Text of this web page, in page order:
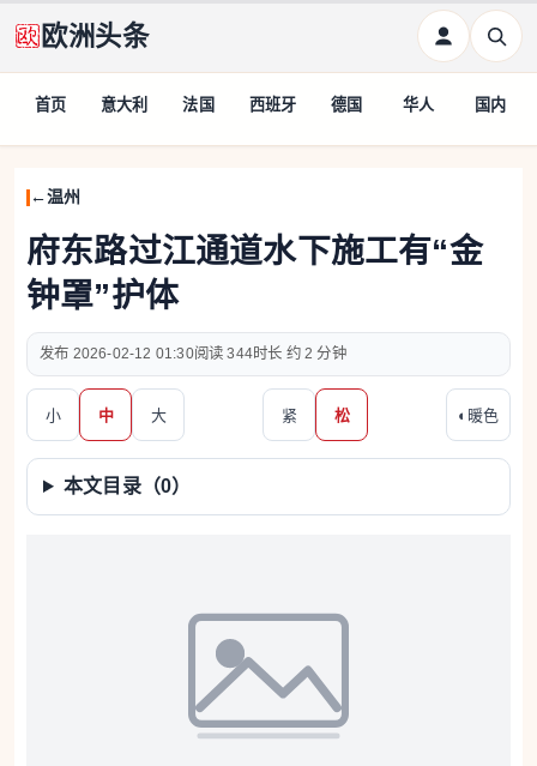
欧洲头条
首页 意大利 法国 西班牙 德国 华人 国内
温州
府东路过江通道水下施工有“金
钟罩”护体
2026-02-12 01:30 344 约 2 分钟
小 中 大 紧 松 ◐ 暖色
本文目录（0）